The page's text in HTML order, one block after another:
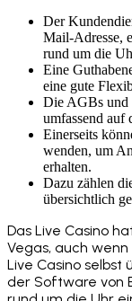
Der
Mail-Adresse,
rund um die
Eine
eine gute
Die AGBs und
umfassend auf
Einerseits
wenden, um
erhalten.
Dazu zählen
übersichtlich
Das Live Casino
Vegas, auch
Live Casino
der Software von